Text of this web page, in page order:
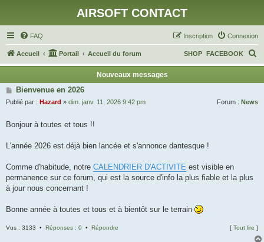
AIRSOFT CONTACT
FAQ Connexion
Inscription
Accueil Portail Accueil du forum
e
FACEBOOK
SHOP
Nouveaux messages
Bienvenue en 2026
Publié par : Hazard » dim. janv. 11, 2026 9:42 pm Forum : News
Bonjour à toutes et tous !!
L'année 2026 est déjà bien lancée et s'annonce dantesque !
Comme d'habitude, notre CALENDRIER D'ACTIVITE est visible en
permanence sur ce forum, qui est la source d'info la plus fiable et la plus
à jour nous concernant !
Bonne année à toutes et tous et à bientôt sur le terrain
Vus : 3133 • Réponses : 0 • Répondre [ Tout lire ]